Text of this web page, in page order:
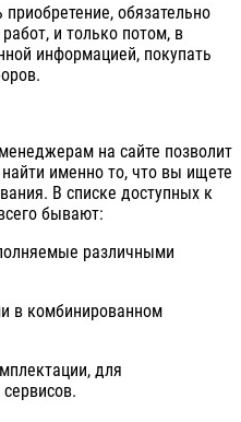
обязательно
и только потом, в
информацией, покупать
на сайте позволит
именно то, что вы ищете
В списке доступных к
бывают:
различными
в комбинированном
для